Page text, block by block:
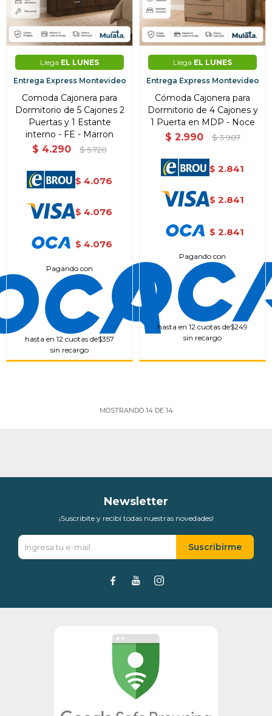
Llega EL LUNES
Entrega Express Montevideo
Comoda Cajonera para
Dormitorio de 5 Cajones 2
Puertas y 1 Estante
interno - FE - Marron
$ 4.290 $ 5.720
$ 4.076
$ 4.076
$ 4.076
Pagando con
hasta en 12 cuotas de$357
sin recargo
Llega EL LUNES
Entrega Express Montevideo
Cómoda Cajonera para
Dormitorio de 4 Cajones y
1 Puerta en MDP - Noce
$ 2.990 $ 3.987
$ 2.841
$ 2.841
$ 2.841
Pagando con
hasta en 12 cuotas de$249
sin recargo
MOSTRANDO 14DE 14
Newsletter
¡Suscribite y recibí todas nuestras novedades!
Suscribirme
  